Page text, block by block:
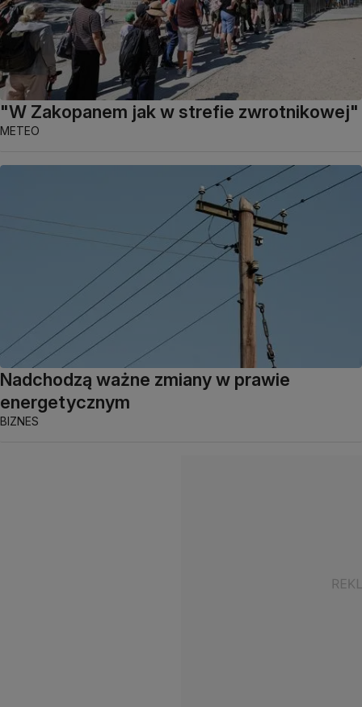
"W Zakopanem jak w strefie zwrotnikowej"
METEO
Nadchodzą ważne zmiany w prawie
energetycznym
BIZNES